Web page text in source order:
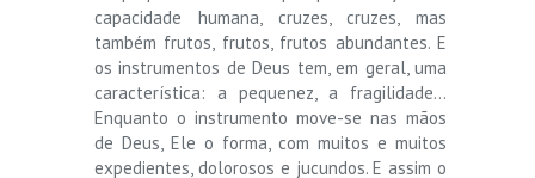
capacidade humana, cruzes, cruzes, mas
também frutos, frutos, frutos abundantes. E
os instrumentos de Deus tem, em geral, uma
característica: a pequenez, a fragilidade…
Enquanto o instrumento move-se nas mãos
de Deus, Ele o forma, com muitos e muitos
expedientes, dolorosos e jucundos. E assim o